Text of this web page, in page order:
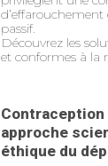
passif.
Découvrez les
et conformes à la
Contraception
approche
éthique du